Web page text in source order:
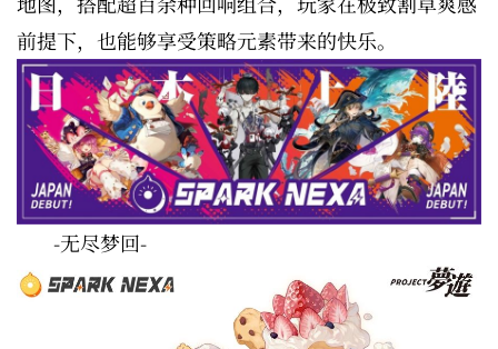
前提下，也能够享受策略元素带来的快乐。
-无尽梦回-